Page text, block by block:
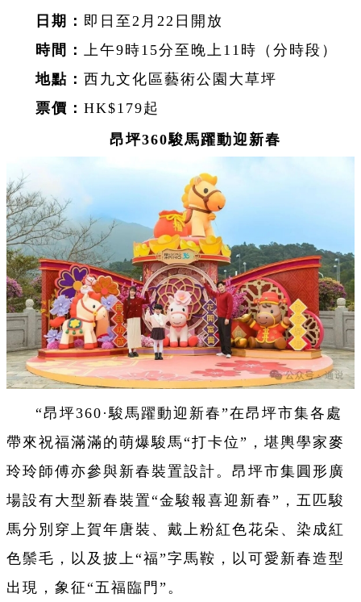
日期： 即日至2月22日開放
時間：
上午9時15分至晚上11時（分時段）
地點： 西九文化區藝術公園大草坪
票價： HK$179起
昂坪360駿馬躍動迎新春
“昂坪360·駿馬躍動迎新春”在昂坪市集各處
帶來祝福滿滿的萌爆駿馬“打卡位”，堪輿學家麥
玲玲師傅亦參與新春裝置設計。昂坪市集圓形廣
場設有大型新春裝置“金駿報喜迎新春”，五匹駿
馬分別穿上賀年唐裝、戴上粉紅色花朵、染成紅
色鬃毛，以及披上“福”字馬鞍，以可愛新春造型
出現，象征“五福臨門”。